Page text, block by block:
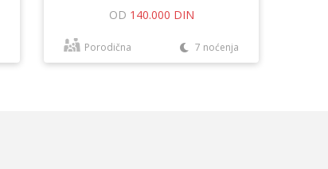
OD 140.000 DIN
Porodična 7 noćenja